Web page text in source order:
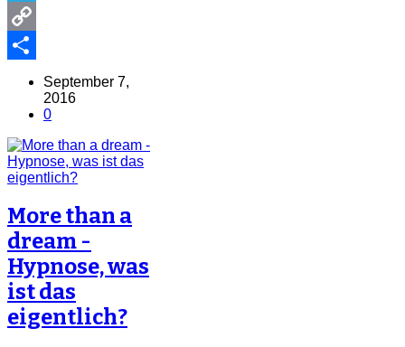
Telegram
Copy
Share
September 7,
2016
0
More than a
dream -
Hypnose, was
ist das
eigentlich?